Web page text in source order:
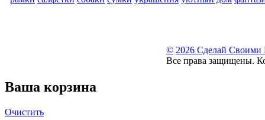
© 2026 Сделай Своими
Все права защищены.
Ваша корзина
Очистить